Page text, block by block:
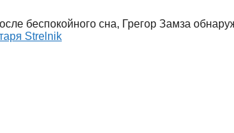
беспокойного сна, Грегор Замза